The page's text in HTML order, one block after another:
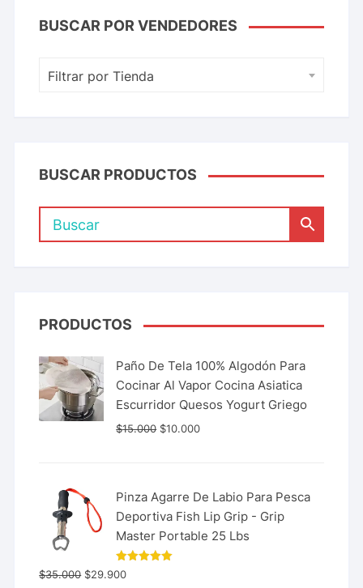
BUSCAR POR VENDEDORES
Filtrar por Tienda
BUSCAR PRODUCTOS
PRODUCTOS
Paño De Tela 100% Algodón Para
Cocinar Al Vapor Cocina Asiatica
Escurridor Quesos Yogurt Griego
$15.000 $10.000
Pinza Agarre De Labio Para Pesca
Deportiva Fish Lip Grip - Grip
Master Portable 25 Lbs
Valorado
con
$35.000 $29.900